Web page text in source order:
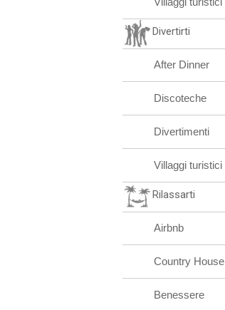
Divertirti
After Dinner
Discoteche
Divertimenti
Villaggi turistici
Rilassarti
Airbnb
Country House
Benessere